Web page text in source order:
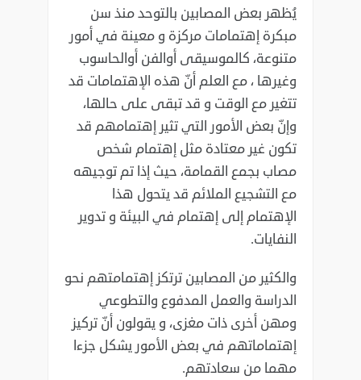
يُظهر بعض المصابين بالتوحد منذ سن
مبكرة إهتمامات مركزة و معينة في أمور
متنوعة، كالموسيقى ‏أوالفن أوالحاسوب
وغيرها ، مع العلم أنّ هذه الإهتمامات قد
تتغير مع الوقت و قد تبقى على حالها،
وإنّ ‏بعض الأمور التي تثير إهتمامهم قد
تكون غير معتادة مثل إهتمام شخص
مصاب بجمع القمامة، حيث إذا ‏تم توجيهه
مع التشجيع الملائم قد يتحول هذا
الإهتمام إلى إهتمام في البيئة و تدوير
النفايات.‏
والكثير من المصابين ترتكز إهتمامتهم نحو
الدراسة والعمل المدفوع والتطوعي
ومهن أخرى ذات مغزى، ‏و يقولون أنّ تركيز
إهتماماتهم في بعض الأمور يشكل جزءا
مهما من سعادتهم. ‏